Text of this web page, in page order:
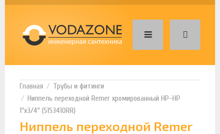
Трубы и фитинги
Ниппель переходной Remer хромированный НР-НР
1"х3/4" (5153410RR)
Ниппель переходной Remer